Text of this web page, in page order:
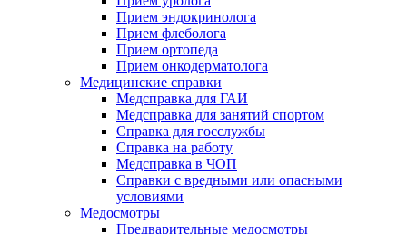
Прием эндокринолога
Прием флеболога
Прием ортопеда
Прием онкодерматолога
Медицинские справки
Медсправка для ГАИ
Медсправка для занятий спортом
Справка для госслужбы
Справка на работу
Медсправка в ЧОП
Справки с вредными или опасными
условиями
Медосмотры
Предварительные медосмотры